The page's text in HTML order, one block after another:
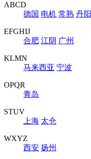
ABCD
德国 电机 常熟 丹阳
EFGHIJ
合肥 江阴 广州
KLMN
马来西亚 宁波
OPQR
青岛
STUV
上海 太仓
WXYZ
西安 扬州